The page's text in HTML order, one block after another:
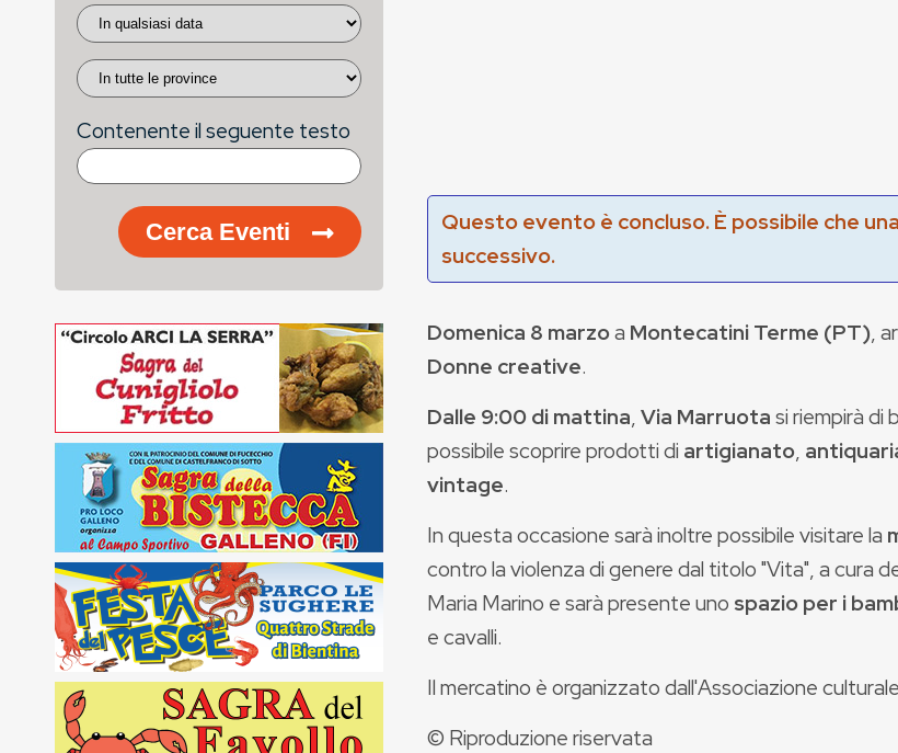
Questo evento è concluso. È possibile che
successivo.
Domenica 8 marzoa Montecatini Terme (PT),
Donne creative.
Dalle 9:00 di mattina,Via Marruotasi riempirà di
possibile scoprire prodotti di artigianato,
vintage.
In questa occasione sarà inoltre possibile visitare la
contro la violenza di genere dal titolo "Vita", a cura
Maria Marino e sarà presente uno spazio per i
e cavalli.
Il mercatino è organizzato dall'Associazione
© Riproduzione riservata
Contenente il seguente testo
Cerca Eventi